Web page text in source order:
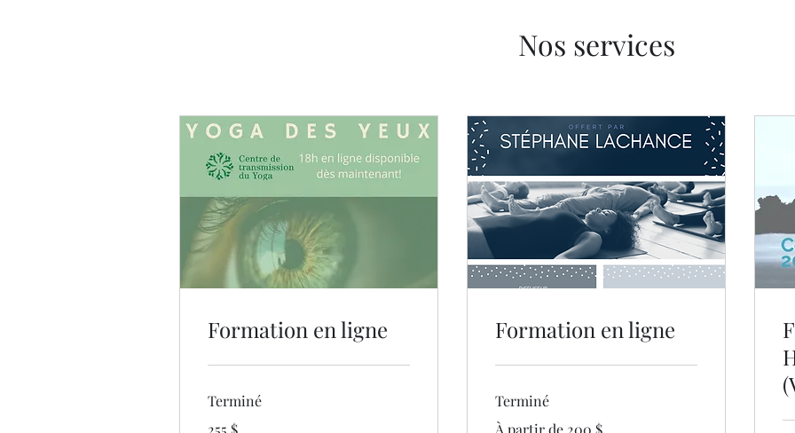
Nos services
Formation en ligne
Terminé
255 dollars
canadiens
255 $
Formation en ligne
Terminé
À
partir
À partir de 200 $